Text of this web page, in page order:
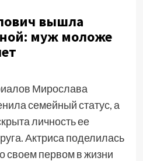
вышла
муж моложе
Мирослава
семейный статус, а
личность ее
Актриса поделилась
своем первом в жизни